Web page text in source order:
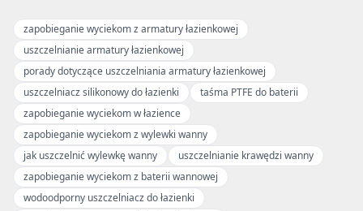
zapobieganie wyciekom z armatury łazienkowej
uszczelnianie armatury łazienkowej
porady dotyczące uszczelniania armatury łazienkowej
uszczelniacz silikonowy do łazienki
taśma PTFE do baterii
zapobieganie wyciekom w łazience
zapobieganie wyciekom z wylewki wanny
jak uszczelnić wylewkę wanny
uszczelnianie krawędzi wanny
zapobieganie wyciekom z baterii wannowej
wodoodporny uszczelniacz do łazienki